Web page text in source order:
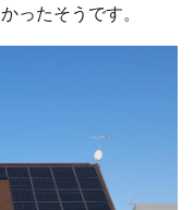
ったそうです。